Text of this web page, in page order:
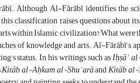
Although Al-Fārābī identifies the
classification raises questions about
within Islamic civilization? What were
of knowledge and arts. Al-Fārābī’s
status. In his writings, such asIḥṣāʾ
Kitāb al-Aḥkam al-ShuʿarāandKitāb al-